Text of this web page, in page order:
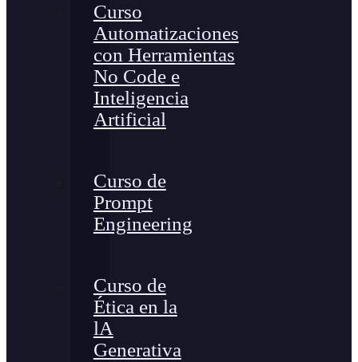
Curso
Automatizaciones
con Herramientas
No Code e
Inteligencia
Artificial
Curso de
Prompt
Engineering
Curso de
Ética en la
lA
Generativa